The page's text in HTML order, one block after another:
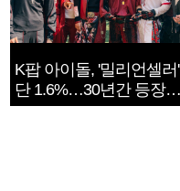
K팝 아이돌, '밀리언셀러'
단 1.6%…30년간 등장
1182개팀 전수조사